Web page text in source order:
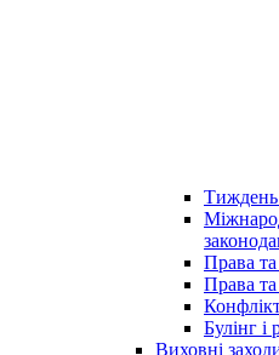
Тиждень
Права та
Права та
Булінг і
Виховні